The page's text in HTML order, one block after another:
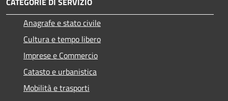
Anagrafe e stato civile
Cultura e tempo libero
Imprese e Commercio
Catasto e urbanistica
Mobilità e trasporti